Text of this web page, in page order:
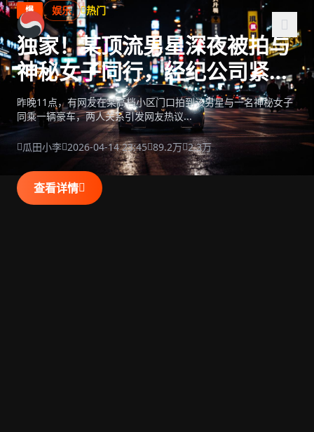
跳过导航
每日吃瓜大赛
爆 娱乐 热门
独家！某顶流男星深夜被拍与
神秘女子同行，经纪公司紧急
回应
昨晚11点，有网友在某高档小区门口拍到该男星与一名神秘女子
同乘一辆豪车，两人关系引发网友热议...
瓜田小李 2026-04-14 23:45 89.2万 2.3万
查看详情